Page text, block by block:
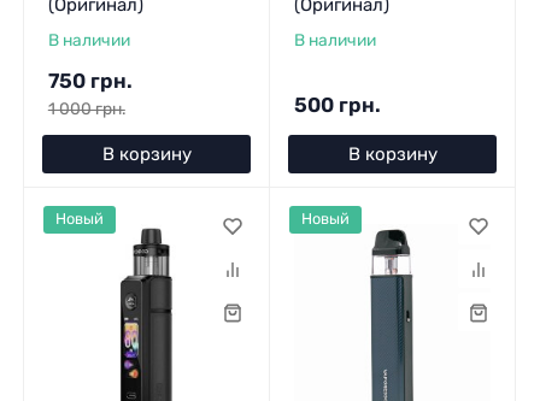
(Оригинал)
В наличии
750 грн.
1 000 грн.
В корзину
(Оригинал)
В наличии
500 грн.
В корзину
Новый Новый